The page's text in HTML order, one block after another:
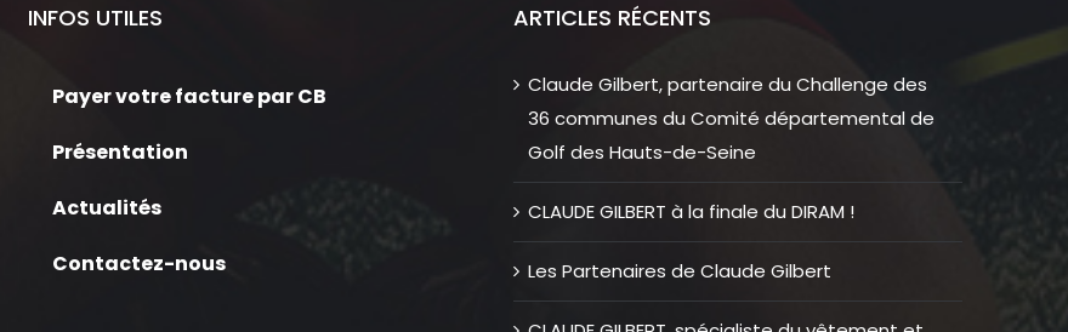
INFOS UTILES
Payer votre facture par CB
Présentation
Actualités
Contactez-nous
ARTICLES RÉCENTS
Claude Gilbert, partenaire du Challenge des
36 communes du Comité départemental de
Golf des Hauts-de-Seine
CLAUDE GILBERT à la finale du DIRAM !
Les Partenaires de Claude Gilbert